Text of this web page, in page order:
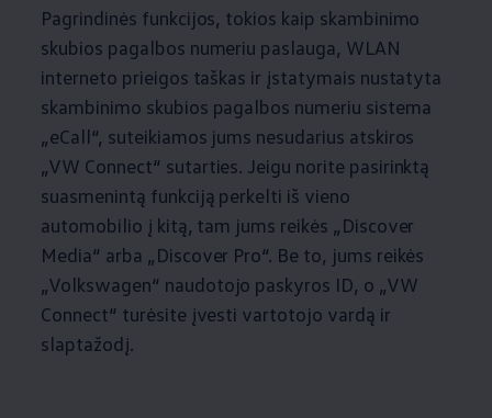
Pagrindinės funkcijos, tokios kaip skambinimo
skubios pagalbos numeriu paslauga, WLAN
interneto prieigos taškas ir įstatymais nustatyta
skambinimo skubios pagalbos numeriu sistema
„eCall“, suteikiamos jums nesudarius atskiros
„VW Connect“ sutarties. Jeigu norite pasirinktą
suasmenintą funkciją perkelti iš vieno
automobilio į kitą, tam jums reikės „Discover
Media“ arba „Discover Pro“. Be to, jums reikės
„Volkswagen“ naudotojo paskyros ID, o „VW
Connect“ turėsite įvesti vartotojo vardą ir
slaptažodį.